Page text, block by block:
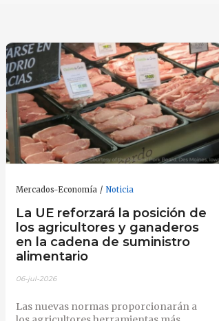
Mercados-Economía Noticia
La UE reforzará la posición de
los agricultores y ganaderos
en la cadena de suministro
alimentario
06-jul-2026
Las nuevas normas proporcionarán a